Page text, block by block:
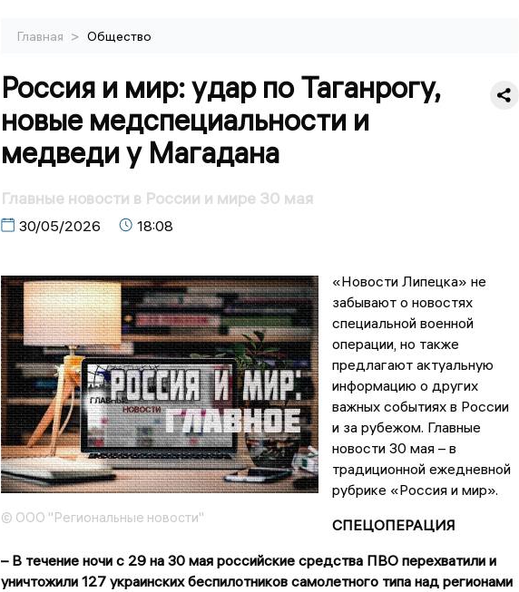
Главная > Общество
Россия и мир: удар по Таганрогу,
новые медспециальности и
медведи у Магадана
Главные новости в России и мире 30 мая
30/05/2026 18:08
© ООО "Региональные новости"
«Новости Липецка» не
забывают о новостях
специальной военной
операции, но также
предлагают актуальную
информацию о других
важных событиях в России
и за рубежом. Главные
новости 30 мая – в
традиционной ежедневной
рубрике «Россия и мир».
СПЕЦОПЕРАЦИЯ
– В течение ночи с 29 на 30 мая российские средства ПВО перехватили и
уничтожили 127 украинских беспилотников самолетного типа над регионами